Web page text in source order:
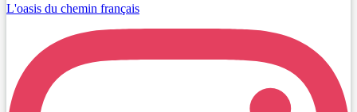
L'oasis du chemin français